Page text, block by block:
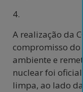
4.
A realização da
compromisso do
ambiente e
nuclear foi
limpa, ao lado